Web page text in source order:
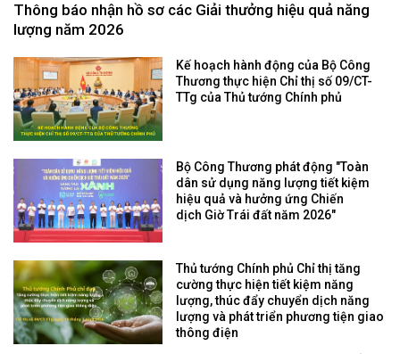
Thông báo nhận hồ sơ các Giải thưởng hiệu quả năng
lượng năm 2026
Kế hoạch hành động của Bộ Công
Thương thực hiện Chỉ thị số 09/CT-
TTg của Thủ tướng Chính phủ
Bộ Công Thương phát động "Toàn
dân sử dụng năng lượng tiết kiệm
hiệu quả và hưởng ứng Chiến
dịch Giờ Trái đất năm 2026"
Thủ tướng Chính phủ Chỉ thị tăng
cường thực hiện tiết kiệm năng
lượng, thúc đẩy chuyển dịch năng
lượng và phát triển phương tiện giao
thông điện